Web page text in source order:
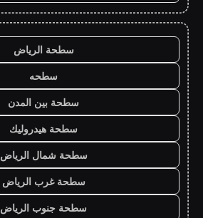
سطحة الرياض
سطحه
سطحة بين المدن
سطحة هيدروليك
سطحة شمال الرياض
سطحة غرب الرياض
سطحة جنوب الرياض